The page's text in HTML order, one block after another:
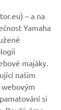
story with
styled
to
– a na
Yamaha
majáky.
našim
si